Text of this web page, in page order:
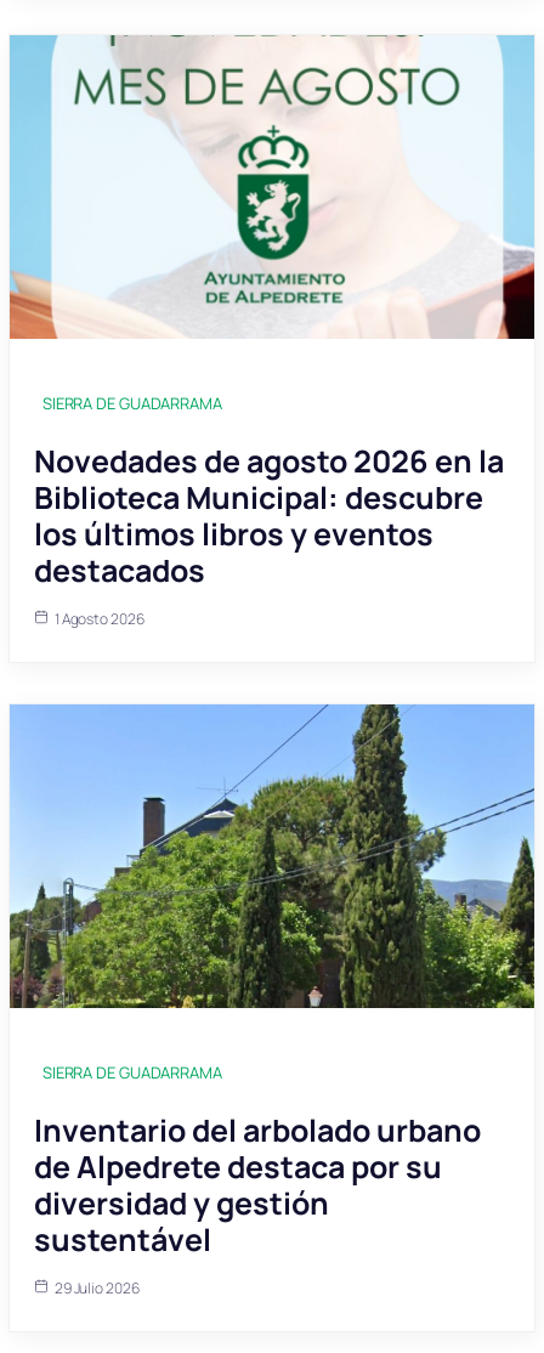
SIERRA DE GUADARRAMA
Novedades de agosto 2026 en la
Biblioteca Municipal: descubre
los últimos libros y eventos
destacados
1 Agosto 2026
SIERRA DE GUADARRAMA
Inventario del arbolado urbano
de Alpedrete destaca por su
diversidad y gestión
sustentável
29 Julio 2026